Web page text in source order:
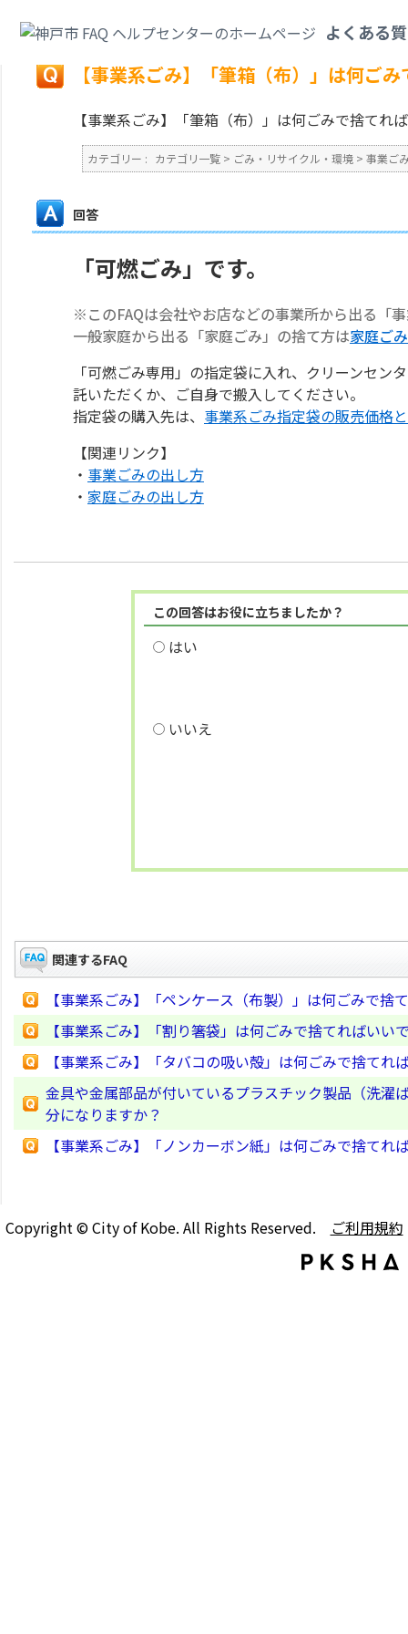
よくある
戻る
【事業系ごみ】「筆箱（布）」は何ご
【事業系ごみ】「筆箱（布）」は何ごみで捨てれ
カテゴリー : カテゴリ一覧 > ごみ・リサイクル・環境 > 事業ご
回答
「可燃ごみ」です。
※このFAQは会社やお店などの事業所から出る「
一般家庭から出る「家庭ごみ」の捨て方は家庭ご
「可燃ごみ専用」の指定袋に入れ、クリーンセン
託いただくか、ご自身で搬入してください。
指定袋の購入先は、 事業系ごみ指定袋の販売価格
【関連リンク】
・ 事業ごみの出し方
・ 家庭ごみの出し方
この回答はお役に立ちましたか？
はい
いいえ
関連するFAQ
【事業系ごみ】「ペンケース（布製）」は何ごみで捨
【事業系ごみ】「割り箸袋」は何ごみで捨てればいい
【事業系ごみ】「タバコの吸い殻」は何ごみで捨てれ
金具や金属部品が付いているプラスチック製品（洗濯
分になりますか？
【事業系ごみ】「ノンカーボン紙」は何ごみで捨てれ
Copyright © City of Kobe. All Rights Reserved. ご利用規約